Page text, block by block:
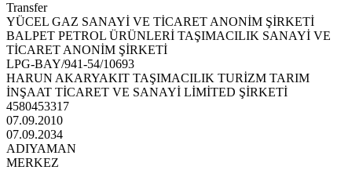
Transfer
YÜCEL GAZ SANAYİ VE TİCARET ANONİM ŞİRKETİ
BALPET PETROL ÜRÜNLERİ TAŞIMACILIK SANAYİ VE
TİCARET ANONİM ŞİRKETİ
LPG-BAY/941-54/10693
HARUN AKARYAKIT TAŞIMACILIK TURİZM TARIM
İNŞAAT TİCARET VE SANAYİ LİMİTED ŞİRKETİ
4580453317
07.09.2010
07.09.2034
ADIYAMAN
MERKEZ